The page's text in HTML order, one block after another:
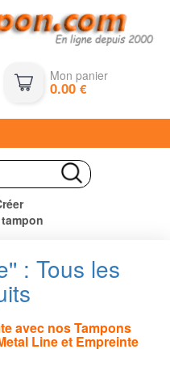
Mon panier
0.00€
: Tous les
avec nos Tampons
Line et Empreinte